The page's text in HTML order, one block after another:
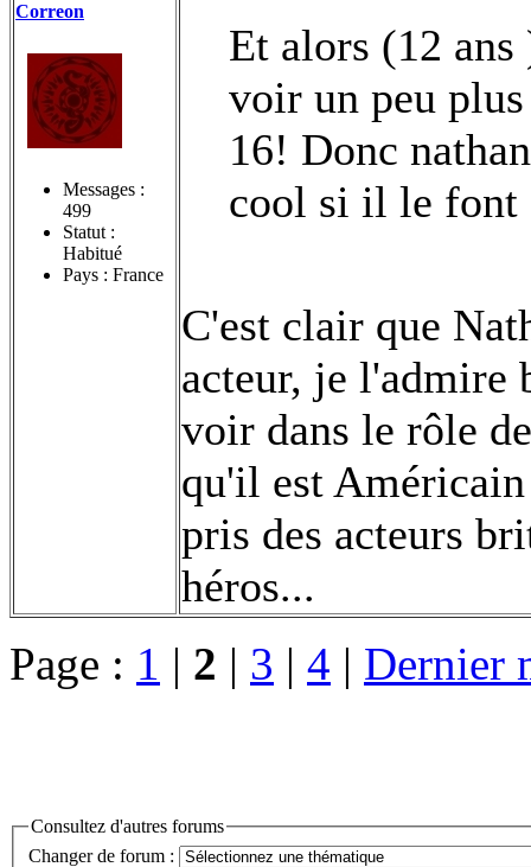
Correon
Messages :
499
Statut :
Habitué
Pays : France
Et alors (12 ans
voir un peu
16! Donc
cool si il le
C'est clair que
acteur, je l'admire
voir dans le rôle
qu'il est
pris des acteurs
héros...
Page : 1 | 2 | 3 | 4 | Dernier
Consultez d'autres forums
Changer de forum :